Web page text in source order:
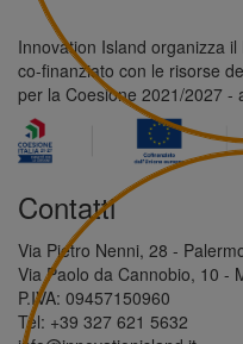
Innovation Island organizza
co-finanziato con le risorse
per la Coesione 2021/2027 -
Contatti
Via Pietro Nenni, 28 -
Via Paolo da Cannobio, 10 -
P.IVA: 09457150960
Tel: +39 327 621 5632